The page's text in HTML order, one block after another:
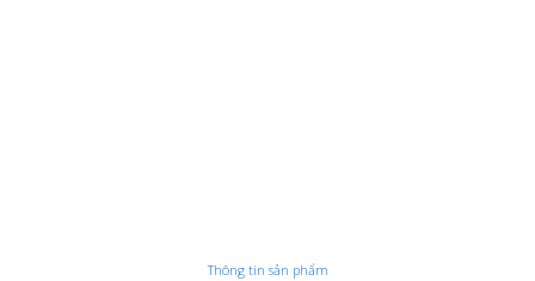
Thông tin sản phẩm